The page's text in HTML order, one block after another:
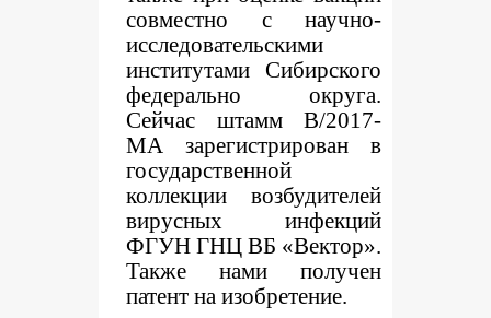
совместно с научно-
исследовательскими
институтами Сибирского
федерально округа.
Сейчас штамм B/2017-
MA зарегистрирован в
государственной
коллекции возбудителей
вирусных инфекций
ФГУН ГНЦ ВБ «Вектор».
Также нами получен
патент на изобретение.